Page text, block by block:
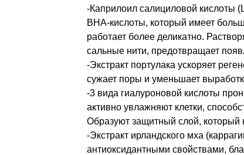
-Каприлоил салициловой кислоты
BHA-кислоты, который имеет
работает более деликатно.
сальные нити, предотвращает
-Экстракт портулака ускоряет
сужает поры и уменьшает
-3 вида гиалуроновой кислоты
активно увлажняют клетки,
Образуют защитный слой, который
-Экстракт ирландского мха
антиоксидантными свойствами,